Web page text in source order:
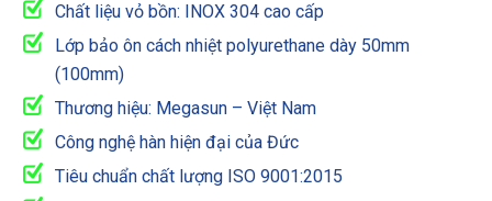
Chất liệu vỏ bồn: INOX 304 cao cấp
Lớp bảo ôn cách nhiệt polyurethane dày 50mm
(100mm)
Thương hiệu: Megasun – Việt Nam
Công nghệ hàn hiện đại của Đức
Tiêu chuẩn chất lượng ISO 9001:2015